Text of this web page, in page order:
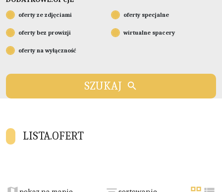
oferty ze zdjęciami oferty specjalne
oferty bez prowizji wirtualne spacery
oferty na wyłączność
SZUKAJ
LISTA.OFERT